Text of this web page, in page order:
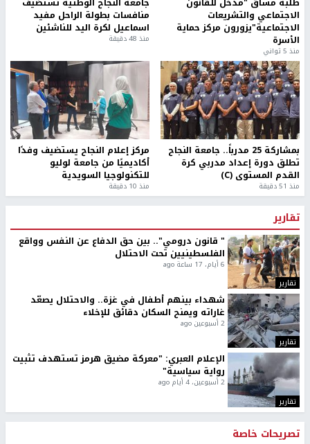
الاجتماعي والتشريعات
الاجتماعية"يزورون مركز حماية
الأسرة
منذ 5 ثواني
منافسات بطولة الراحل مفيد
اسماعيل لكرة اليد للناشئين
منذ 48 دقيقة
بمشاركة 25 مدرباً.. جامعة النجاح
تطلق دورة إعداد مدربي كرة
القدم المستوى (C)
منذ 51 دقيقة
مركز إعلام النجاح يستضيف وفدًا
أكاديميًا من جامعة لوليو
للتكنولوجيا السويدية
منذ 10 دقيقة
تقارير
تقارير
" قانون درومي".. بين حق الدفاع عن النفس وواقع
الفلسطينيين تحت الاحتلال
6 أيام، 17 ساعة ago
تقارير
شهداء بينهم أطفال في غزة.. والاحتلال يصعّد
غاراته ويمنح السكان دقائق للإخلاء
2 أسبوعين ago
تقارير
الإعلام العبري: "معركة مضيق هرمز تستهدف تثبيت
رواية سياسية"
2 أسبوعين، 4 أيام ago
تصريحات خاصة